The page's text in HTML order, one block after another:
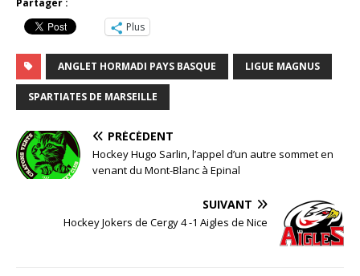
Partager :
Plus
ANGLET HORMADI PAYS BASQUE LIGUE MAGNUS
SPARTIATES DE MARSEILLE
PRÉCÉDENT
Hockey Hugo Sarlin, l’appel d’un autre sommet en
venant du Mont-Blanc à Epinal
SUIVANT
Hockey Jokers de Cergy 4 -1 Aigles de Nice